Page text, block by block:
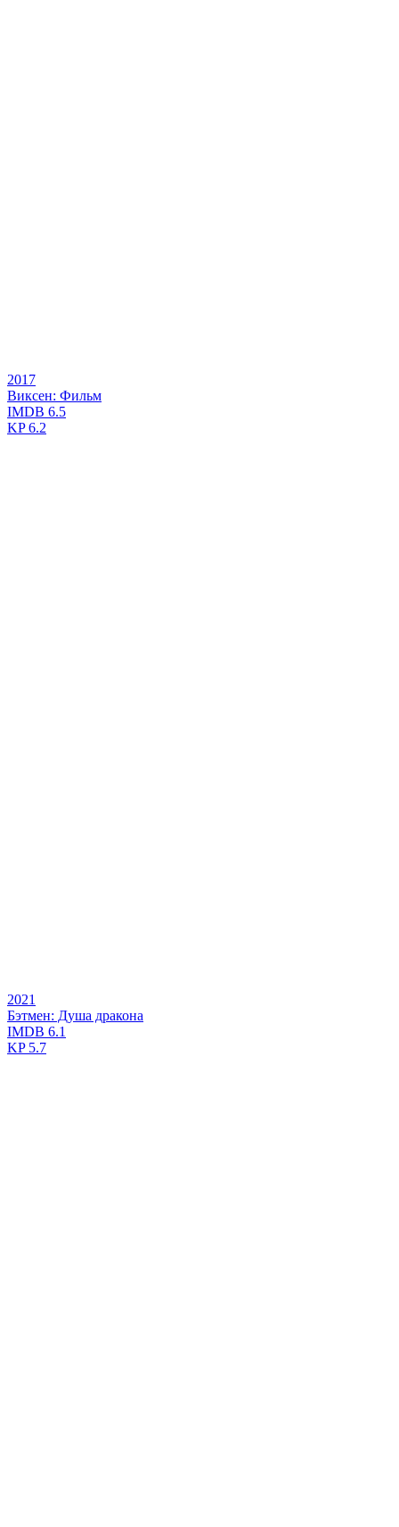
2017
Виксен: Фильм
IMDB 6.5
KP6.2
2021
Бэтмен: Душа дракона
IMDB 6.1
KP5.7